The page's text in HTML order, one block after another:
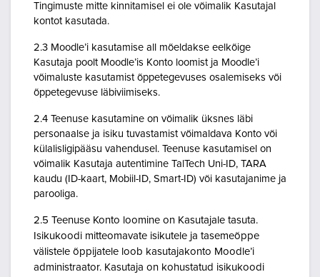
Tingimuste mitte kinnitamisel ei ole võimalik Kasutajal
kontot kasutada.
2.3 Moodle’i kasutamise all mõeldakse eelkõige
Kasutaja poolt Moodle’is Konto loomist ja Moodle’i
võimaluste kasutamist õppetegevuses osalemiseks või
õppetegevuse läbiviimiseks.
2.4 Teenuse kasutamine on võimalik üksnes läbi
personaalse ja isiku tuvastamist võimaldava Konto või
külalisligipääsu vahendusel. Teenuse kasutamisel on
võimalik Kasutaja autentimine TalTech Uni-ID, TARA
kaudu (ID-kaart, Mobiil-ID, Smart-ID) või kasutajanime ja
parooliga.
2.5 Teenuse Konto loomine on Kasutajale tasuta.
Isikukoodi mitteomavate isikutele ja tasemeõppe
välistele õppijatele loob kasutajakonto Moodle’i
administraator. Kasutaja on kohustatud isikukoodi